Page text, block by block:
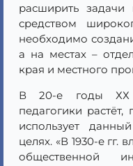
расширить задачи
средством
необходимо
а на местах –
края и местного
В 20-е годы ХХ
педагогики
использует
целях. «В 1930-е гг.
общественной